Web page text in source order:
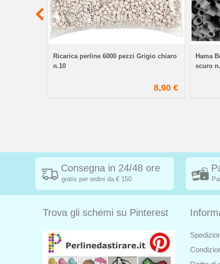
Ricarica perline 6000 pezzi Grigio chiaro
n.10
8,90 €
Hama
scuro
Consegna in 24/48 ore
gratis per ordini da € 150
Trova gli schemi su Pinterest